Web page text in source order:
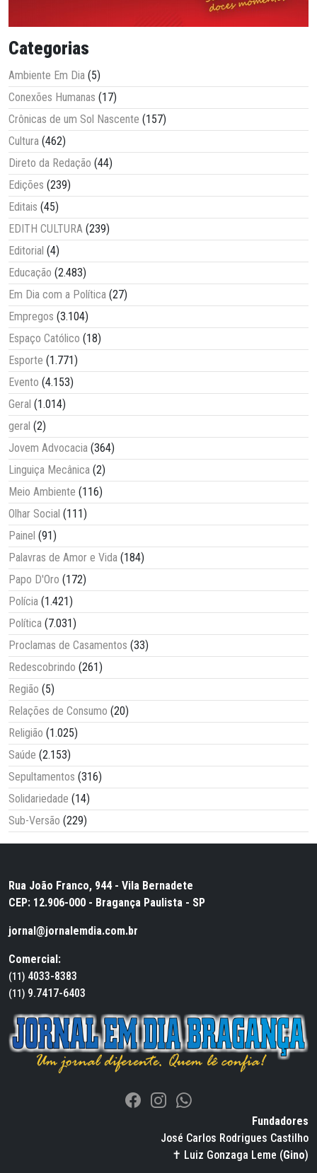
Categorias
Ambiente Em Dia (5)
Conexões Humanas (17)
Crônicas de um Sol Nascente (157)
Cultura (462)
Direto da Redação (44)
Edições (239)
Editais (45)
EDITH CULTURA (239)
Editorial (4)
Educação (2.483)
Em Dia com a Política (27)
Empregos (3.104)
Espaço Católico (18)
Esporte (1.771)
Evento (4.153)
Geral (1.014)
geral (2)
Jovem Advocacia (364)
Linguiça Mecânica (2)
Meio Ambiente (116)
Olhar Social (111)
Painel (91)
Palavras de Amor e Vida (184)
Papo D'Oro (172)
Polícia (1.421)
Política (7.031)
Proclamas de Casamentos (33)
Redescobrindo (261)
Região (5)
Relações de Consumo (20)
Religião (1.025)
Saúde (2.153)
Sepultamentos (316)
Solidariedade (14)
Sub-Versão (229)
Rua João Franco, 944 - Vila Bernadete
CEP: 12.906-000 - Bragança Paulista - SP
jornal@jornalemdia.com.br
Comercial:
(11) 4033-8383
(11) 9.7417-6403
Fundadores
José Carlos Rodrigues Castilho
✝ Luiz Gonzaga Leme (Gino)